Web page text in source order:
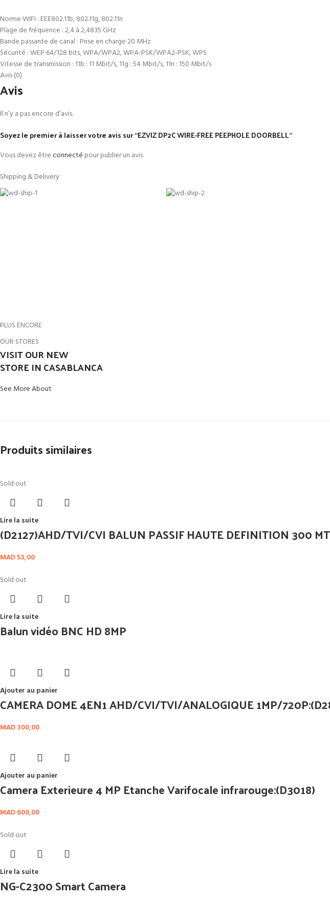
Norme WIFI : EEE802.11b, 802.11g, 802.11n
Plage de fréquence : 2,4 à 2,4835 GHz
Bande passante de canal : Prise en charge 20 MHz
Sécurité : WEP 64/128 bits, WPA/WPA2, WPA-PSK/WPA2-PSK, WPS
Vitesse de transmission : 11b : 11 Mbit/s, 11g : 54 Mbit/s, 11n : 150 Mbit/s
Avis (0)
Avis
Il n’y a pas encore d’avis.
Soyez le premier à laisser votre avis sur “EZVIZ DP2C WIRE-FREE PEEPHOLE DOORBELL”
Vous devez êtreconnecté pour publier un avis.
Shipping & Delivery
PLUS ENCORE
OUR STORES
VISIT OUR NEW
STORE IN CASABLANCA
See More About
Produits similaires
Sold out
Lire la suite
(D2127)AHD/TVI/CVI BALUN PASSIF HAUTE DEFINITION 300
MAD53,00
Sold out
Lire la suite
Balun vidéo BNC HD 8MP
Ajouter au panier
CAMERA DOME 4EN1 AHD/CVI/TVI/ANALOGIQUE 1MP/
MAD300,00
Ajouter au panier
Camera Exterieure 4 MP Etanche Varifocale infrarouge:(D3018)
MAD600,00
Sold out
Lire la suite
NG-C2300 Smart Camera